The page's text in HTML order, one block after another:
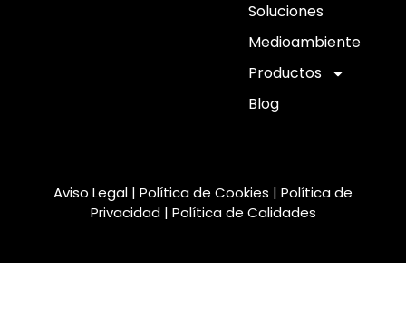
Soluciones
Medioambiente
Productos
Blog
Aviso Legal | Política de Cookies | Política de
Privacidad| Política de Calidades